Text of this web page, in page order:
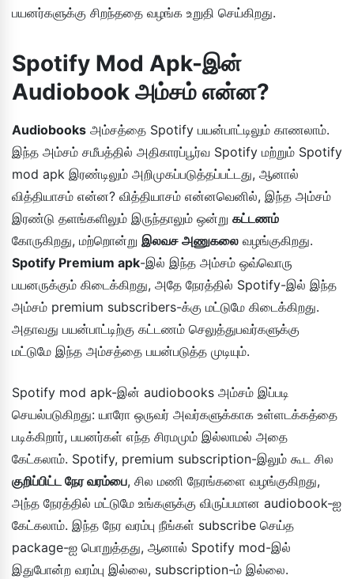
பயனர்களுக்கு சிறந்ததை வழங்க உறுதி செய்கிறது.
Spotify Mod Apk-இன்
Audiobook அம்சம் என்ன?
Audiobooks அம்சத்தை Spotify பயன்பாட்டிலும் காணலாம்.
இந்த அம்சம் சமீபத்தில் அதிகாரப்பூர்வ Spotify மற்றும் Spotify
mod apk இரண்டிலும் அறிமுகப்படுத்தப்பட்டது, ஆனால்
வித்தியாசம் என்ன? வித்தியாசம் என்னவெனில், இந்த அம்சம்
இரண்டு தளங்களிலும் இருந்தாலும் ஒன்று கட்டணம்
கோருகிறது, மற்றொன்று இலவச அணுகலை வழங்குகிறது.
Spotify Premium apk-இல் இந்த அம்சம் ஒவ்வொரு
பயனருக்கும் கிடைக்கிறது, அதே நேரத்தில் Spotify-இல் இந்த
அம்சம் premium subscribers-க்கு மட்டுமே கிடைக்கிறது.
அதாவது பயன்பாட்டிற்கு கட்டணம் செலுத்துபவர்களுக்கு
மட்டுமே இந்த அம்சத்தை பயன்படுத்த முடியும்.
Spotify mod apk-இன் audiobooks அம்சம் இப்படி
செயல்படுகிறது: யாரோ ஒருவர் அவர்களுக்காக உள்ளடக்கத்தை
படிக்கிறார், பயனர்கள் எந்த சிரமமும் இல்லாமல் அதை
கேட்கலாம். Spotify, premium subscription-இலும் கூட சில
குறிப்பிட்ட நேர வரம்பை, சில மணி நேரங்களை வழங்குகிறது,
அந்த நேரத்தில் மட்டுமே உங்களுக்கு விருப்பமான audiobook-ஐ
கேட்கலாம். இந்த நேர வரம்பு நீங்கள் subscribe செய்த
package-ஐ பொறுத்தது, ஆனால் Spotify mod-இல்
இதுபோன்ற வரம்பு இல்லை, subscription-ம் இல்லை.